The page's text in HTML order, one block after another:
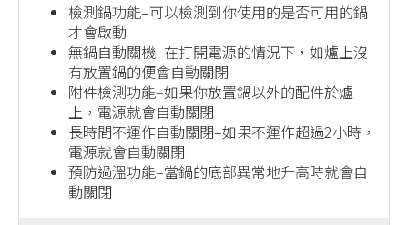
檢測鍋功能–可以檢測到你使用的是否可用的鍋
才會啟動
無鍋自動關機–在打開電源的情況下，如爐上沒
有放置鍋的便會自動關閉
附件檢測功能–如果你放置鍋以外的配件於爐
上，電源就會自動關閉
長時間不運作自動關閉–如果不運作超過2小時，
電源就會自動關閉
預防過溫功能–當鍋的底部異常地升高時就會自
動關閉